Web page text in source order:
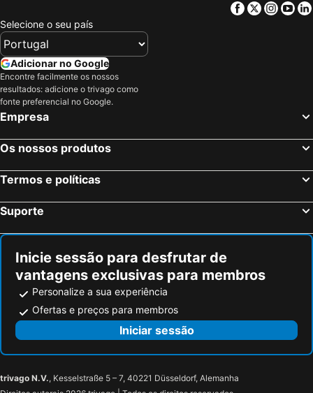
Facebook
Twitter
Selecione o seu país
Adicionar no Google
Encontre facilmente os nossos
resultados: adicione o trivago como
fonte preferencial no Google.
Empresa
Os nossos produtos
Termos e políticas
Suporte
Inicie sessão para desfrutar de
vantagens exclusivas para membros
Personalize a sua experiência
Ofertas e preços para membros
Iniciar sessão
trivago N.V., Kesselstraße 5 – 7, 40221 Düsseldorf, Alemanha